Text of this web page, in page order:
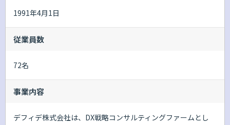
1991年4月1日
従業員数
72名
事業内容
デフィデ株式会社は、DX戦略コンサルティングファームとし